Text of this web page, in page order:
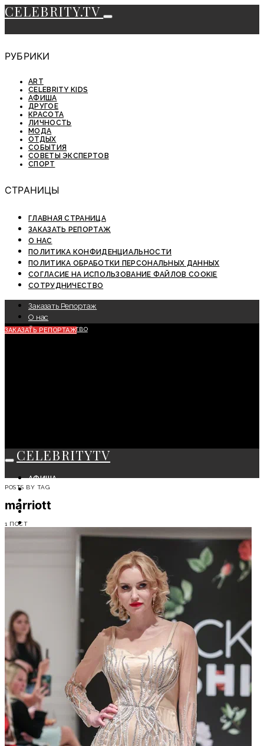
CELEBRITY.TV
РУБРИКИ
ART
CELEBRITY KIDS
АФИША
ДРУГОЕ
КРАСОТА
ЛИЧНОСТЬ
МОДА
ОТДЫХ
СОБЫТИЯ
СОВЕТЫ ЭКСПЕРТОВ
СПОРТ
СТРАНИЦЫ
ГЛАВНАЯ СТРАНИЦА
ЗАКАЗАТЬ РЕПОРТАЖ
О НАС
ПОЛИТИКА КОНФИДЕНЦИАЛЬНОСТИ
ПОЛИТИКА ОБРАБОТКИ ПЕРСОНАЛЬНЫХ ДАННЫХ
СОГЛАСИЕ НА ИСПОЛЬЗОВАНИЕ ФАЙЛОВ COOKIE
СОТРУДНИЧЕСТВО
Заказать Репортаж
О нас
Сотрудничество
ЗАКАЗАТЬ РЕПОРТАЖ
CELEBRITYTV
АФИША
СОБЫТИЯ
КРАСОТА
МОДА
POSTS BY TAG
marriott
1 ПОСТ